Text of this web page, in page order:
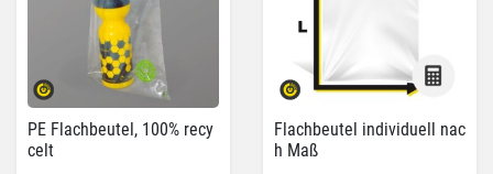
PE Flachbeutel, 100% recy
celt
Flachbeutel individuell nac
h Maß